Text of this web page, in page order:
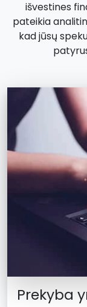
išvestines
pateikia
kad jūsų
Prekyba